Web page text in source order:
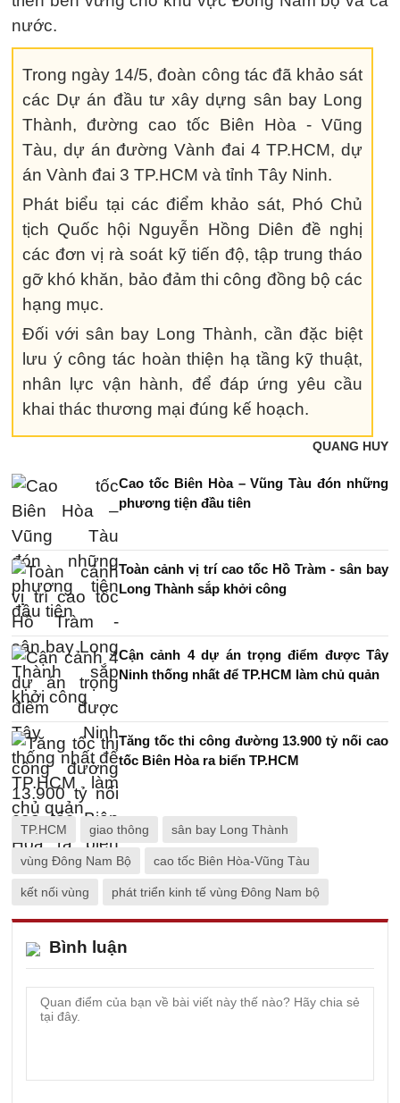
nước.
Trong ngày 14/5, đoàn công tác đã khảo sát
các Dự án đầu tư xây dựng sân bay Long
Thành, đường cao tốc Biên Hòa - Vũng
Tàu, dự án đường Vành đai 4 TP.HCM, dự
án Vành đai 3 TP.HCM và tỉnh Tây Ninh.
Phát biểu tại các điểm khảo sát, Phó Chủ
tịch Quốc hội Nguyễn Hồng Diên đề nghị
các đơn vị rà soát kỹ tiến độ, tập trung tháo
gỡ khó khăn, bảo đảm thi công đồng bộ các
hạng mục.
Đối với sân bay Long Thành, cần đặc biệt
lưu ý công tác hoàn thiện hạ tầng kỹ thuật,
nhân lực vận hành, để đáp ứng yêu cầu
khai thác thương mại đúng kế hoạch.
QUANG HUY
Cao tốc Biên Hòa – Vũng Tàu đón những
phương tiện đầu tiên
Toàn cảnh vị trí cao tốc Hồ Tràm - sân bay
Long Thành sắp khởi công
Cận cảnh 4 dự án trọng điểm được Tây
Ninh thống nhất để TP.HCM làm chủ quản
Tăng tốc thi công đường 13.900 tỷ nối cao
tốc Biên Hòa ra biển TP.HCM
TP.HCM giao thông sân bay Long Thành
vùng Đông Nam Bộ cao tốc Biên Hòa-Vũng Tàu
kết nối vùng phát triển kinh tế vùng Đông Nam bộ
Bình luận